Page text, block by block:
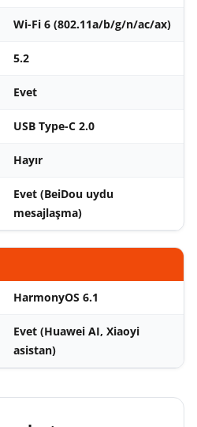
Wi-Fi 6 (802.11a/b/g/n/ac/ax)
5.2
Evet
USB Type-C 2.0
Hayır
Evet (BeiDou uydu
mesajlaşma)
HarmonyOS 6.1
Evet (Huawei AI, Xiaoyi
asistan)